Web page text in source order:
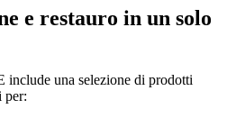
e restauro in un solo
una selezione di prodotti
per: